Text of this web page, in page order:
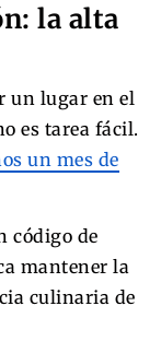
la alta
un lugar en el
es tarea fácil.
un mes de
código de
mantener la
culinaria de